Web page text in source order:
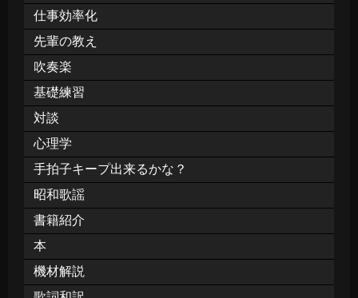
仕事効率化
先輩の教え
吹奏楽
基礎練習
対談
心理学
手拍子キープ出来るかな？
昭和歌謡
書籍紹介
本
機材解説